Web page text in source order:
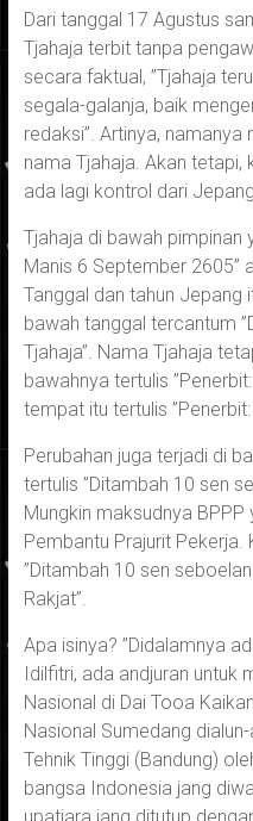
Dari tanggal 17 Agustus
Tjahaja terbit tanpa
secara faktual, ”Tjahaja
segala-galanja, baik
redaksi”. Artinya,
nama Tjahaja. Akan tetapi,
ada lagi kontrol dari Jepang.
Tjahaja di bawah pimpinan
Manis 6 September 2605”
Tanggal dan tahun Jepang
bawah tanggal tercantum
Tjahaja”. Nama Tjahaja
bawahnya tertulis
tempat itu tertulis ”Penerbit:
Perubahan juga terjadi di
tertulis ”Ditambah 10 sen
Mungkin maksudnya
Pembantu Prajurit
”Ditambah 10 sen
Rakjat”.
Apa isinya? ”Didalamnya
Idilfitri, ada andjuran untuk
Nasional di Dai Tooa
Nasional Sumedang
Tehnik Tinggi (Bandung)
bangsa Indonesia jang
upatjara jang ditutup